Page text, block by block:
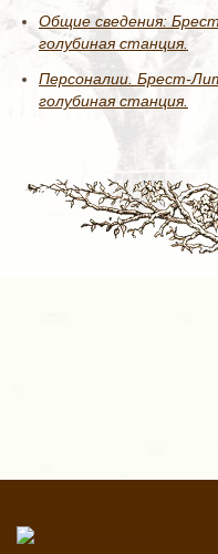
Общие сведения:
голубиная станция.
Персоналии. Брест-
голубиная станция.